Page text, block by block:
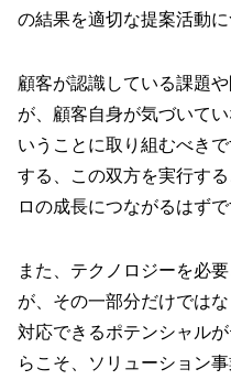
の結果を適切な提案活動
顧客が認識している課題
が、顧客自身が気づいて
いうことに取り組むべき
する、この双方を実行す
ロの成長につながるはずで
また、テクノロジーを必
が、その一部分だけでは
対応できるポテンシャル
らこそ、ソリューション